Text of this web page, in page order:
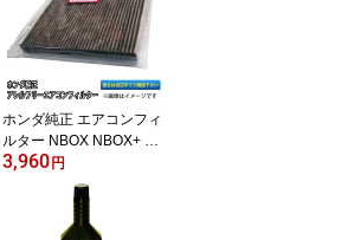
フ フォワード ギガ トラ
ック バス 20L缶 送料無
料 (沖縄・離島以外) イス
ズ いすゞ ISUZU 同送不
可
ホンダ純正 エアコンフィ
ルター NBOX NBOX+ N
ONE NWGN 80291SAA3
05 アレルフリー 高脱臭
ホンダ 純正 エアクリー
ンフィルター 3,980円(税
3,960 円